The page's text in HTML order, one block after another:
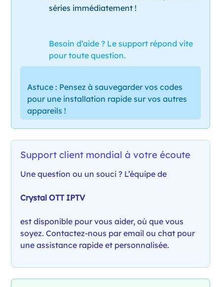
séries immédiatement !
Besoin d’aide ? Le support répond vite
pour toute question.
Astuce : Pensez à sauvegarder vos codes
pour une installation rapide sur vos autres
appareils !
Support client mondial à votre écoute
Une question ou un souci ? L’équipe de
Crystal OTT IPTV
est disponible pour vous aider, où que vous
soyez. Contactez-nous par email ou chat pour
une assistance rapide et personnalisée.